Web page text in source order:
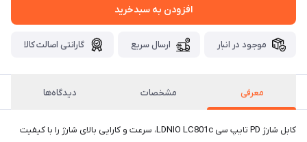
افزودن به سبدخرید
موجود در انبار ارسال سریع گارانتی اصالت کالا
معرفی مشخصات دیدگاه‌ها
کابل شارژ PD تایپ سی LDNIO LC801c، سرعت و کارایی بالای شارژ را با کیفیت